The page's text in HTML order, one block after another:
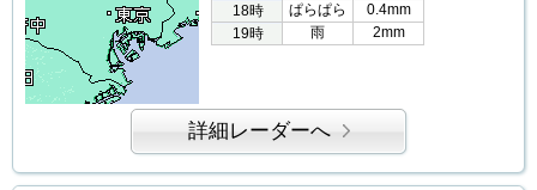
18時
ぱらぱら
0.4mm
19時
雨 2mm
詳細レーダーへ